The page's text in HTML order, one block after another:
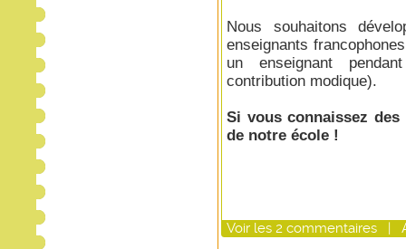
Nous souhaitons
enseignants
un enseignant
contribution modique).
Si vous connaissez
de notre école !
Voir les 2 commentaires |